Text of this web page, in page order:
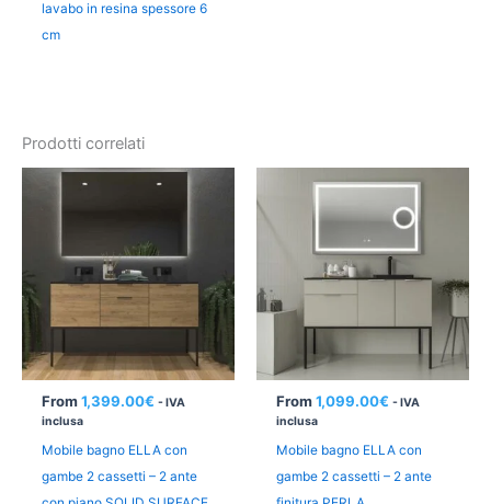
lavabo in resina spessore 6
cm
Prodotti correlati
From 1,399.00€ - IVA
inclusa
Mobile bagno ELLA con
gambe 2 cassetti – 2 ante
From 1,099.00€ - IVA
inclusa
Mobile bagno ELLA con
gambe 2 cassetti – 2 ante